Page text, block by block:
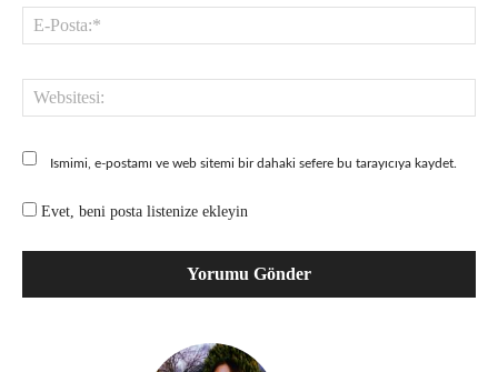
Ismimi, e-postamı ve web sitemi bir dahaki sefere bu tarayıcıya kaydet.
Evet, beni posta listenize ekleyin